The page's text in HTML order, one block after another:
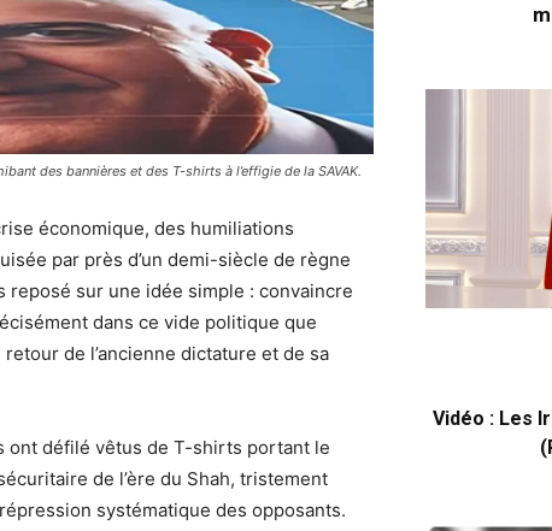
des bannières et des T-shirts à l’effigie de la SAVAK.
économique, des humiliations
par près d’un demi-siècle de règne
sur une idée simple : convaincre
dans ce vide politique que
de l’ancienne dictature et de sa
ont défilé vêtus de T-shirts portant le
de l’ère du Shah, tristement
systématique des opposants.
Vidéo : Les